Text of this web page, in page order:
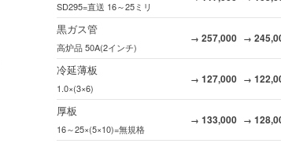
SD295=直送 16～25ミリ
黒ガス管
高炉品 50A(2インチ)
→ 257,000 →
冷延薄板
1.0×(3×6)
→ 127,000 →
厚板
16～25×(5×10)=無規格
→ 133,000 →